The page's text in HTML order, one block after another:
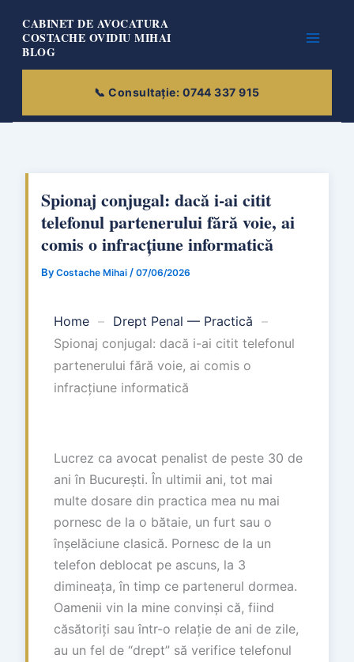
content
CABINET DE AVOCATURA
COSTACHE OVIDIU MIHAI
BLOG
Spionaj conjugal: dacă i-ai citit
telefonul partenerului fără voie, ai
comis o infracțiune informatică
By Costache Mihai / 07/06/2026
Home – Drept Penal — Practică –
Spionaj conjugal: dacă i-ai citit telefonul
partenerului fără voie, ai comis o
infracțiune informatică
Lucrez ca avocat penalist de peste 30 de
ani în București. În ultimii ani, tot mai
multe dosare din practica mea nu mai
pornesc de la o bătaie, un furt sau o
înșelăciune clasică. Pornesc de la un
telefon deblocat pe ascuns, la 3
dimineața, în timp ce partenerul dormea.
Oamenii vin la mine convinși că, fiind
căsătoriți sau într-o relație de ani de zile,
au un fel de “drept” să verifice telefonul